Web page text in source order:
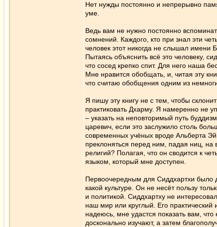
Нет нужды постоянно и непрерывно
уме.
Ведь вам не нужно постоянно
сомнений. Каждого, кто при знал эти
человек этот никогда не слышал
Пытаясь объяснить всё это человеку,
что сосед крепко спит. Для него наша
Мне нравится обобщать, и, читая эту
что считаю обобщения одним из
Я пишу эту книгу не с тем, чтобы
практиковать Дхарму. Я намеренно не
– указать на неповторимый путь
царевич, если это заслужило столь
современных учёных вроде Альберта
преклоняться перед ним, падая ниц, на
религий? Полагая, что он сводится к
языком, который мне доступен.
Первоочередным для Сиддхартхи было
какой культуре. Он не несёт пользу
и политикой. Сиддхартху не
наш мир или круглый. Его
надеюсь, мне удастся показать вам,
досконально изучают, а затем